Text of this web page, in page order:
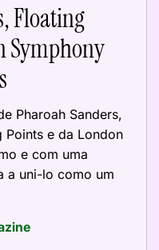
Floating
Symphony
Pharoah Sanders,
e da London
e com uma
a uni-lo como um